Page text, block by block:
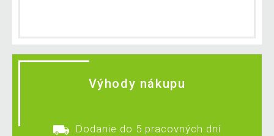
Výhody nákupu
Dodanie do 5 pracovných dní